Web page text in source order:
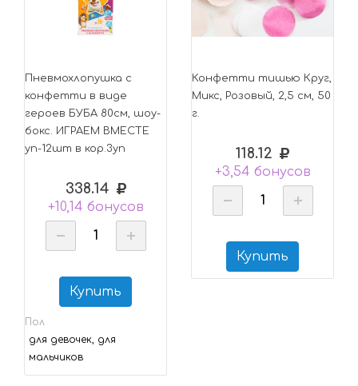
Пневмохлопушка с
конфетти в виде
героев БУБА 80см, шоу-
бокс. ИГРАЕМ ВМЕСТЕ
уп-12шт в кор.3уп
338.14
+10,14 бонусов
Купить
Пол
для девочек, для
мальчиков
Конфетти тишью Круг,
Микс, Розовый, 2,5 см, 50
г.
118.12
+3,54 бонусов
Купить